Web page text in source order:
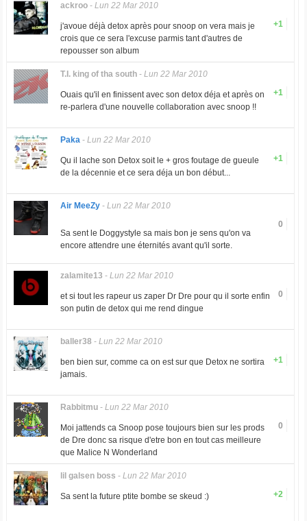
ackroo- Lun 22 Mar 2010
+1
j'avoue déjà detox après pour snoop on vera mais je
crois que ce sera l'excuse parmis tant d'autres de
repousser son album
T.I. king of tha south- Lun 22 Mar 2010
+1
Ouais qu'il en finissent avec son detox déja et après on
re-parlera d'une nouvelle collaboration avec snoop !!
Paka- Lun 22 Mar 2010
+1
Qu il lache son Detox soit le + gros foutage de gueule
de la décennie et ce sera déja un bon début...
Air MeeZy- Lun 22 Mar 2010
0
Sa sent le Doggystyle sa mais bon je sens qu'on va
encore attendre une éternités avant qu'il sorte.
zalamite13 - Lun 22 Mar 2010
0
et si tout les rapeur us zaper Dr Dre pour qu il sorte enfin
son putin de detox qui me rend dingue
baller38 - Lun 22 Mar 2010
+1
ben bien sur, comme ca on est sur que Detox ne sortira
jamais.
Rabbitmu- Lun 22 Mar 2010
0
Moi jattends ca Snoop pose toujours bien sur les prods
de Dre donc sa risque d'etre bon en tout cas meilleure
que Malice N Wonderland
lil galsen boss - Lun 22 Mar 2010
+2
Sa sent la future ptite bombe se skeud :)